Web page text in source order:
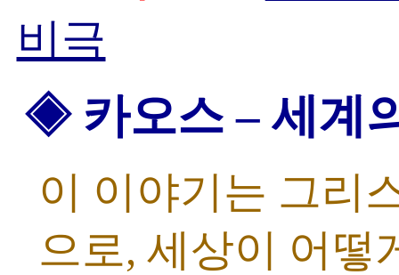
비극
◈ 카오스 – 세계
이 이야기는 그리
으로, 세상이 어떻